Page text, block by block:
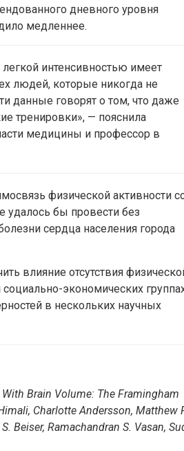
дневного уровня
медленнее.
интенсивностью имеет
людей, которые никогда не
данные говорят о том, что даже
тренировки», — пояснила
медицины и профессор в
физической активности
удалось бы провести без
сердца населения города
влияние отсутствия
экономических
в нескольких научных
Brain Volume: The Framingham
Charlotte Andersson, Matthew
Beiser, Ramachandran S. Vasan,